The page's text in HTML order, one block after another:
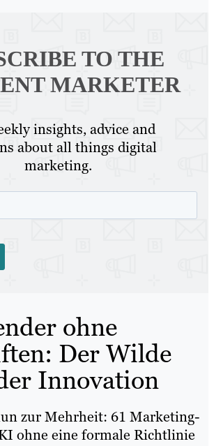
TO THE
MARKETER
insights, advice and
about all things digital
marketing.
ohne
Der Wilde
Innovation
zur Mehrheit: 61 Marketing-
ohne eine formale Richtlinie